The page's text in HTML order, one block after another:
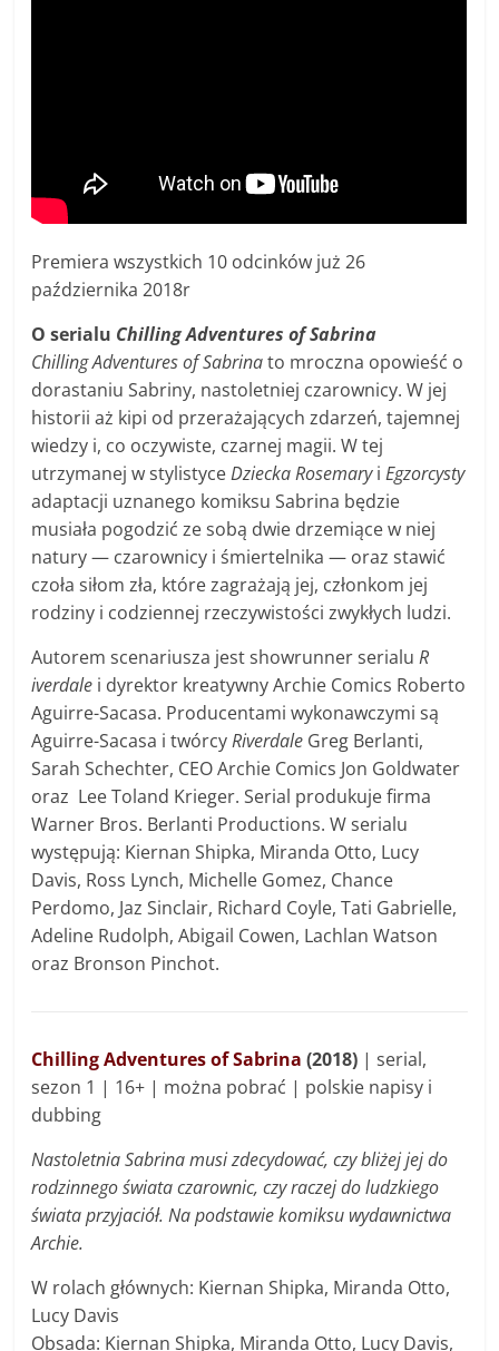
Premiera wszystkich 10 odcinków już 26
października 2018r
O serialu Chilling Adventures of Sabrina
Chilling Adventures of Sabrinato mroczna opowieść o
dorastaniu Sabriny, nastoletniej czarownicy. W jej
historii aż kipi od przerażających zdarzeń, tajemnej
wiedzy i, co oczywiste, czarnej magii. W tej
utrzymanej w stylistyceDziecka RosemaryiEgzorcysty
adaptacji uznanego komiksu Sabrina będzie
musiała pogodzić ze sobą dwie drzemiące w niej
natury — czarownicy i śmiertelnika — oraz stawić
czoła siłom zła, które zagrażają jej, członkom jej
rodziny i codziennej rzeczywistości zwykłych ludzi.
Autorem scenariusza jest showrunner serialuR
iverdale i dyrektor kreatywny Archie Comics ​Roberto
Aguirre-Sacasa. Producentami wykonawczymi są
Aguirre-Sacasa i twórcyRiverdale Greg Berlanti,
Sarah Schechter, CEO Archie Comics Jon Goldwater
oraz Lee Toland Krieger. Serial produkuje firma
Warner Bros. Berlanti Productions. W serialu
występują: Kiernan Shipka, Miranda Otto, Lucy
Davis, Ross Lynch, Michelle Gomez, Chance
Perdomo, Jaz Sinclair, Richard Coyle, Tati Gabrielle,
Adeline Rudolph, Abigail Cowen, Lachlan Watson
oraz Bronson Pinchot.
Chilling Adventures of Sabrina (2018) | serial,
sezon 1 | 16+ | można pobrać | polskie napisy i
dubbing
Nastoletnia Sabrina musi zdecydować, czy bliżej jej do
rodzinnego świata czarownic, czy raczej do ludzkiego
świata przyjaciół. Na podstawie komiksu wydawnictwa
Archie.
W rolach głównych: Kiernan Shipka, Miranda Otto,
Lucy Davis
Obsada: Kiernan Shipka, Miranda Otto, Lucy Davis,